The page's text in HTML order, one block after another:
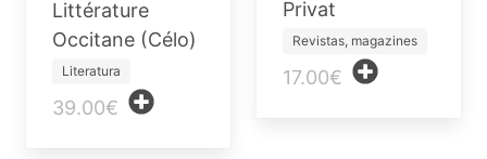
Littérature
Occitane (Célo)
Literatura
39.00€
Privat
Revistas, magazines
17.00€